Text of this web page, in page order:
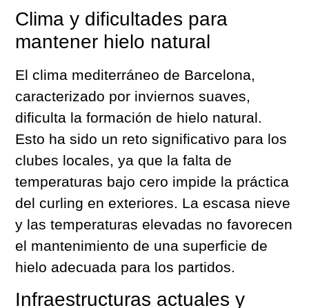
Clima y dificultades para
mantener hielo natural
El clima mediterráneo de Barcelona,
caracterizado por inviernos suaves,
dificulta la formación de hielo natural.
Esto ha sido un reto significativo para los
clubes locales, ya que la falta de
temperaturas bajo cero impide la práctica
del curling en exteriores. La escasa nieve
y las temperaturas elevadas no favorecen
el mantenimiento de una superficie de
hielo adecuada para los partidos.
Infraestructuras actuales y